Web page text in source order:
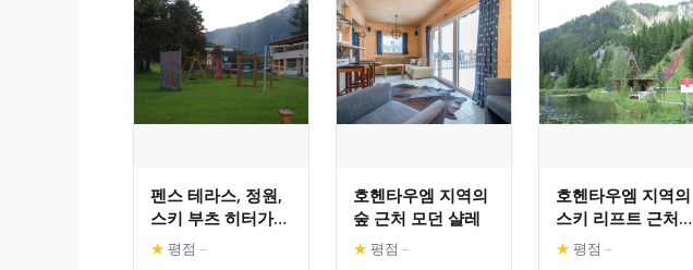
펜스 테라스, 정원,
스키 부츠 히터가
있는 홈 샬레
★ 평점 –
호헨타우엠 지역의
숲 근처 모던 샬레
★ 평점 –
호헨타우엠 지역의
스키 리프트 근처
모던 샬레
★ 평점 –